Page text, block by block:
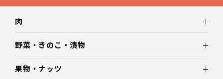
肉
野菜・きのこ・漬物
果物・ナッツ